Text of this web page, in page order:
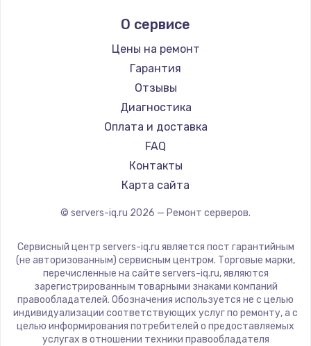
О сервисе
Цены на ремонт
Гарантия
Отзывы
Диагностика
Оплата и доставка
FAQ
Контакты
Карта сайта
© servers-iq.ru 2026 — Ремонт серверов.
Сервисный центр servers-iq.ru является пост гарантийным
(не авторизованным) сервисным центром. Торговые марки,
перечисленные на сайте servers-iq.ru, являются
зарегистрированным товарными знаками компаний
правообладателей. Обозначения используется не с целью
индивидуализации соответствующих услуг по ремонту, а с
целью информирования потребителей о предоставляемых
услугах в отношении техники правообладателя